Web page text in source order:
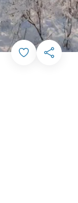
Add to